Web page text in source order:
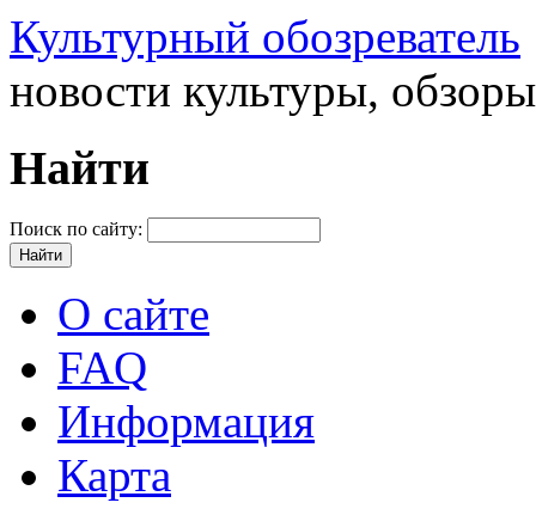
Культурный обозреватель
новости культуры,
Найти
Поиск по сайту:
О сайте
FAQ
Информация
Карта